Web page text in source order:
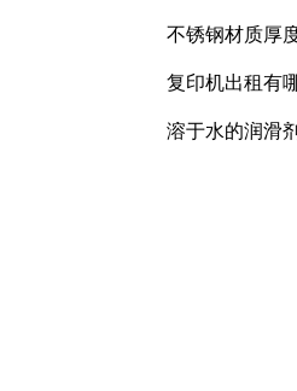
不锈钢材质厚
复印机出租有
溶于水的润滑